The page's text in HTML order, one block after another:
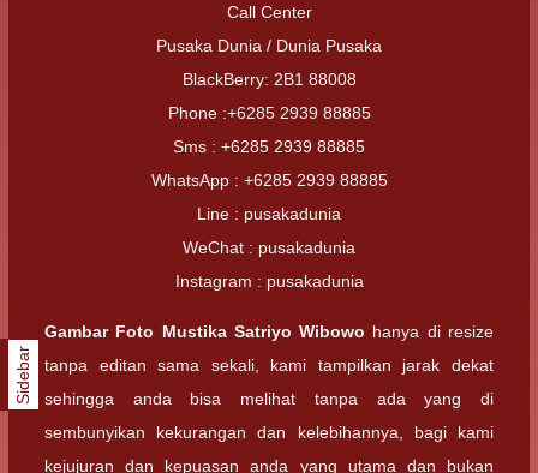
Call Center
Pusaka Dunia / Dunia Pusaka
BlackBerry: 2B1 88008
Phone :+6285 2939 88885
Sms : +6285 2939 88885
WhatsApp : +6285 2939 88885
Line : pusakadunia
WeChat : pusakadunia
Instagram : pusakadunia
Gambar Foto Mustika Satriyo Wibowo hanya di resize
tanpa editan sama sekali, kami tampilkan jarak dekat
sehingga anda bisa melihat tanpa ada yang di
sembunyikan kekurangan dan kelebihannya, bagi kami
kejujuran dan kepuasan anda yang utama dan bukan
Sidebar